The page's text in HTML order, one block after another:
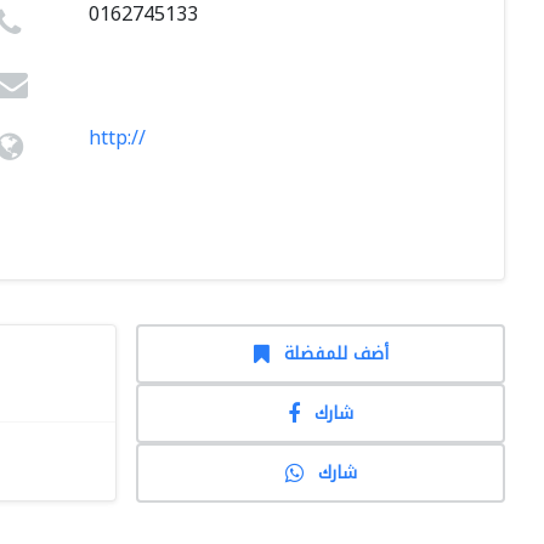
0162745133
http://
أضف للمفضلة
شارك
شارك